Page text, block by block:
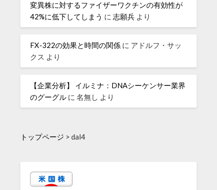
変異株に対するファイザーワクチンの有効性が
42%に低下してしまう に志願兵 より
FX-322の効果と時間の関係 に アドルフ・サッ
クス より
【企業分析】 イルミナ：DNAシーケンサー業界
のグーグル に名無し より
トップページ >dal4